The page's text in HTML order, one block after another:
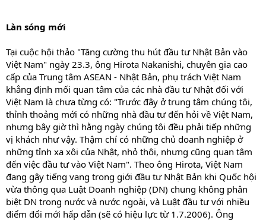
Làn sóng mới
Tại cuộc hội thảo "Tăng cường thu hút đầu tư Nhật Bản vào
Việt Nam" ngày 23.3, ông Hirota Nakanishi, chuyên gia cao
cấp của Trung tâm ASEAN - Nhật Bản, phụ trách Việt Nam
khẳng định mối quan tâm của các nhà đầu tư Nhật đối với
Việt Nam là chưa từng có: "Trước đây ở trung tâm chúng tôi,
thỉnh thoảng mới có những nhà đầu tư đến hỏi về Việt Nam,
nhưng bây giờ thì hằng ngày chúng tôi đều phải tiếp những
vị khách như vậy. Thậm chí có những chủ doanh nghiệp ở
những tỉnh xa xôi của Nhật, nhỏ thôi, nhưng cũng quan tâm
đến việc đầu tư vào Việt Nam". Theo ông Hirota, Việt Nam
đang gây tiếng vang trong giới đầu tư Nhật Bản khi Quốc hội
vừa thông qua Luật Doanh nghiệp (DN) chung không phân
biệt DN trong nước và nước ngoài, và Luật đầu tư với nhiều
điểm đổi mới hấp dẫn (sẽ có hiệu lực từ 1.7.2006). Ông